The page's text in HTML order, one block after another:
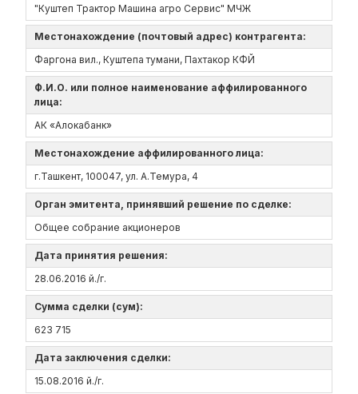
"Куштеп Трактор Машина агро Сервис" МЧЖ
Местонахождение (почтовый адрес) контрагента:
Фаргона вил., Куштепа тумани, Пахтакор КФЙ
Ф.И.О. или полное наименование аффилированного
лица:
АК «Алокабанк»
Местонахождение аффилированного лица:
г.Ташкент, 100047, ул. А.Темура, 4
Орган эмитента, принявший решение по сделке:
Общее собрание акционеров
Дата принятия решения:
28.06.2016 й./г.
Сумма сделки (сум):
623 715
Дата заключения сделки:
15.08.2016 й./г.